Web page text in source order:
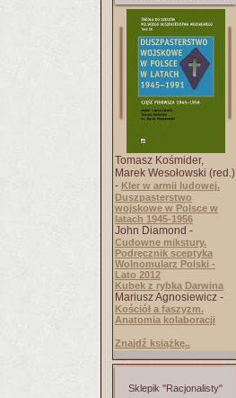
Tomasz Kośmider,
Marek Wesołowski (red.)
- Kler w armii ludowej.
Duszpasterstwo
wojskowe w Polsce w
latach 1945-1956
John Diamond -
Cudowne mikstury.
Podręcznik sceptyka
Wolnomularz Polski -
Lato 2012
Kubek z rybką Darwina
Mariusz Agnosiewicz -
Kościół a faszyzm.
Anatomia kolaboracji
Znajdź książkę..
Sklepik "Racjonalisty"